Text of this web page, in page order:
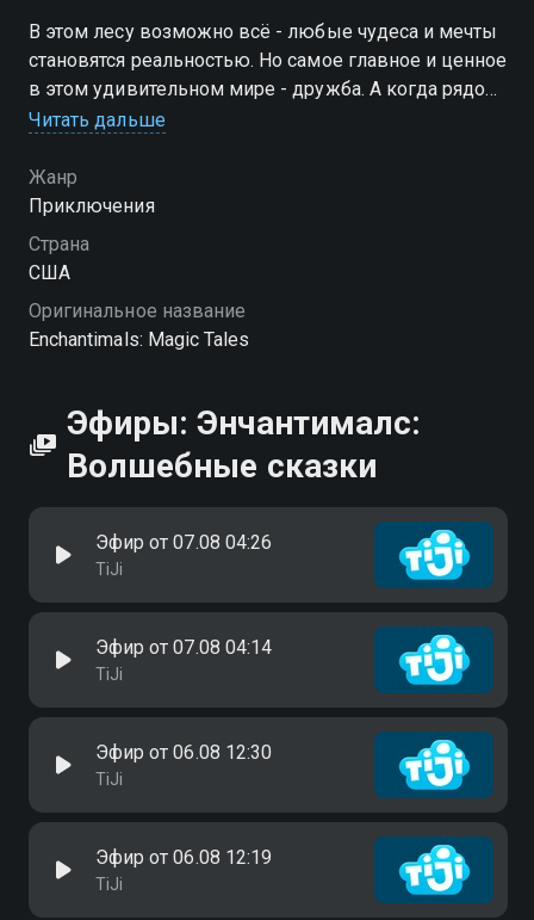
В этом лесу возможно всё - любые чудеса и мечты
становятся реальностью. Но самое главное и ценное
в этом удивительном мире - дружба. А когда рядом
верные друзья, то впереди компанию ждут только
Читать дальше
Жанр
Приключения
Страна
США
Оригинальное название
Enchantimals: Magic Tales
Эфиры: Энчантималс:
Волшебные сказки
Эфир от 07.08 04:26
TiJi
Эфир от 07.08 04:14
TiJi
Эфир от 06.08 12:30
TiJi
Эфир от 06.08 12:19
TiJi